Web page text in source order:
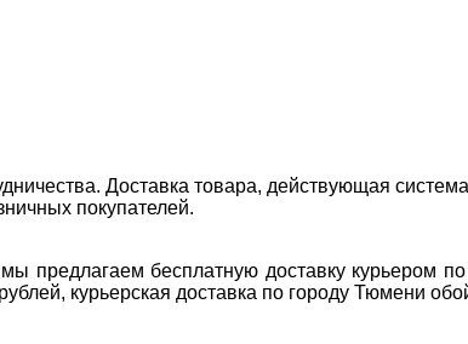
Доставка товара, действующая
покупателей.
предлагаем бесплатную доставку курьером
курьерская доставка по городу Тюмени